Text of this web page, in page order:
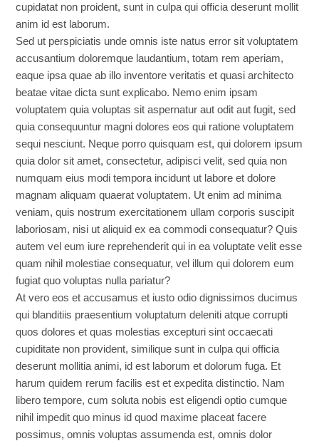
cupidatat non proident, sunt in culpa qui officia deserunt mollit
anim id est laborum.
Sed ut perspiciatis unde omnis iste natus error sit voluptatem
accusantium doloremque laudantium, totam rem aperiam,
eaque ipsa quae ab illo inventore veritatis et quasi architecto
beatae vitae dicta sunt explicabo. Nemo enim ipsam
voluptatem quia voluptas sit aspernatur aut odit aut fugit, sed
quia consequuntur magni dolores eos qui ratione voluptatem
sequi nesciunt. Neque porro quisquam est, qui dolorem ipsum
quia dolor sit amet, consectetur, adipisci velit, sed quia non
numquam eius modi tempora incidunt ut labore et dolore
magnam aliquam quaerat voluptatem. Ut enim ad minima
veniam, quis nostrum exercitationem ullam corporis suscipit
laboriosam, nisi ut aliquid ex ea commodi consequatur? Quis
autem vel eum iure reprehenderit qui in ea voluptate velit esse
quam nihil molestiae consequatur, vel illum qui dolorem eum
fugiat quo voluptas nulla pariatur?
At vero eos et accusamus et iusto odio dignissimos ducimus
qui blanditiis praesentium voluptatum deleniti atque corrupti
quos dolores et quas molestias excepturi sint occaecati
cupiditate non provident, similique sunt in culpa qui officia
deserunt mollitia animi, id est laborum et dolorum fuga. Et
harum quidem rerum facilis est et expedita distinctio. Nam
libero tempore, cum soluta nobis est eligendi optio cumque
nihil impedit quo minus id quod maxime placeat facere
possimus, omnis voluptas assumenda est, omnis dolor